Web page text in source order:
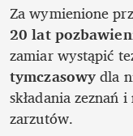
Za wymienione
20 lat
zamiar wystąpić
tymczasowy dla
składania zeznań i
zarzutów.